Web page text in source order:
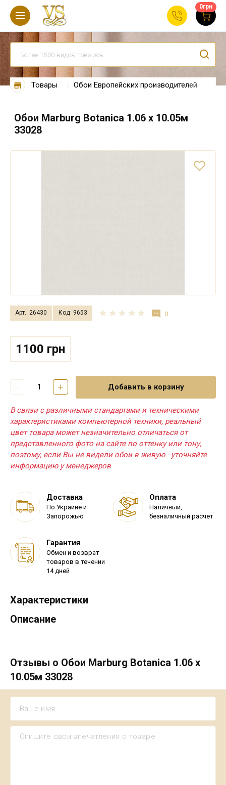
0грн
Товары Обои Европейских производителей
Обои Marburg Botanica 1.06 х 10.05м
33028
Арт.: 26430 Код: 9653 0
1100 грн
Добавить в корзину
В связи с различными стандартами и техническими
характеристиками компьютерной техники, реальный
цвет товара может незначительно отличаться от
представленного фото на сайте по оттенку или тону,
поэтому, если Вы не видели обои в живую - уточняйте
информацию у менеджеров
Доставка
По Украине и
Запорожью
Оплата
Наличный,
безналичный расчет
Гарантия
Обмен и возврат
товаров в течении
14 дней
Характеристики
Описание
Отзывы о Обои Marburg Botanica 1.06 х
10.05м 33028